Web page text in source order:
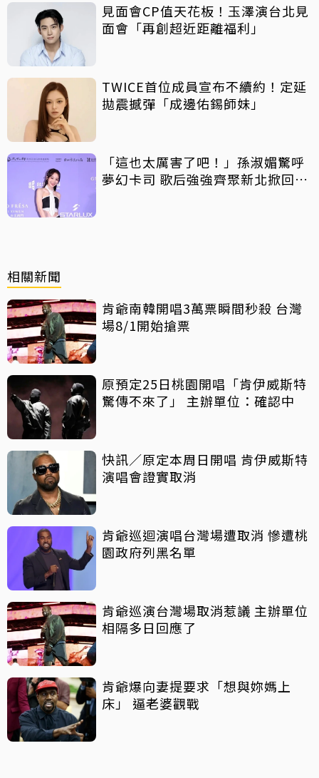
見面會CP值天花板！玉澤演台北見
面會「再創超近距離福利」
TWICE首位成員宣布不續約！定延
拋震撼彈「成邊佑錫師妹」
「這也太厲害了吧！」孫淑媚驚呼
夢幻卡司 歌后強強齊聚新北掀回憶
相關新聞
肯爺南韓開唱3萬票瞬間秒殺 台灣
場8/1開始搶票
原預定25日桃園開唱「肯伊威斯特
驚傳不來了」 主辦單位：確認中
快訊／原定本周日開唱 肯伊威斯特
演唱會證實取消
肯爺巡迴演唱台灣場遭取消 慘遭桃
園政府列黑名單
肯爺巡演台灣場取消惹議 主辦單位
相隔多日回應了
肯爺爆向妻提要求「想與妳媽上
床」 逼老婆觀戰